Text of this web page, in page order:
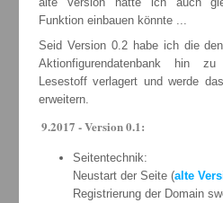
Funktion einbauen könnte ...
Seid Version 0.2 habe ich die
Aktionfigurendatenbank hin
Lesestoff verlagert und werde
erweitern.
9.2017 - Version 0.1:
Seitentechnik:
Neustart der Seite (alte
Registrierung der Domain